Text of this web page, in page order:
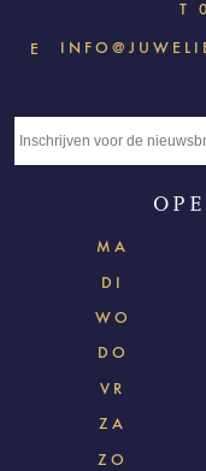
T
E
MA
DI
WO
DO
VR
ZA
ZO